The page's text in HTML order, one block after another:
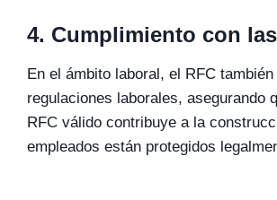
4. Cumplimiento con
En el ámbito laboral, el RFC
regulaciones laborales, asegurando
RFC válido contribuye a la
empleados están protegidos